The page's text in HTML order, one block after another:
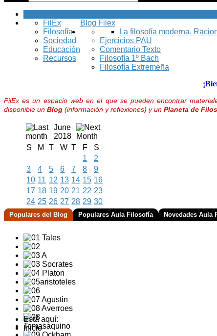
Blog Filex
FilEx
Filosofía
Sociedad
Educación
Recursos
La filosofía moderna.
Ejercicios PAU
Comentario Texto
Filosofía 1º Bach
Filosofía Extremeña
FilEx es un espacio web en el que se pueden encontrar
disponible un Blog (información y reflexiones) y un Planeta de
June
2018
S
M T W T F
S
1
2
3
4 5 6 7 8
9
10 11 12 13 14 15 16
17 18 19 20 21 22 23
24 25 26 27 28 29 30
Populares del Blog Populares Aula Filosofía Novedades Aula
Está aquí:
Inicio